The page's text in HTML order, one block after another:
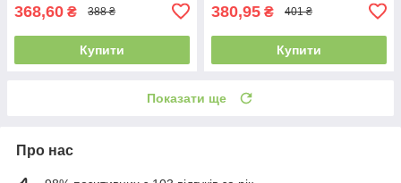
368,60 ₴ 388 ₴
Купити
380,95 ₴ 401 ₴
Купити
Показати ще
Про нас